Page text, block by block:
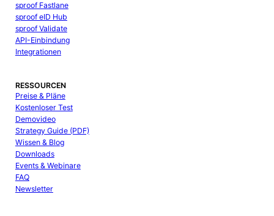
sproof Fastlane
sproof eID Hub
sproof Validate
API-Einbindung
Integrationen
RESSOURCEN
Preise & Pläne
Kostenloser Test
Demovideo
Strategy Guide (PDF)
Wissen & Blog
Downloads
Events & Webinare
FAQ
Newsletter